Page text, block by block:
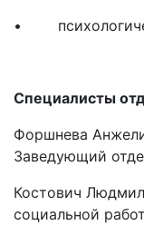
•
Специалисты
Форшнева
Заведующий
Костович
социальной